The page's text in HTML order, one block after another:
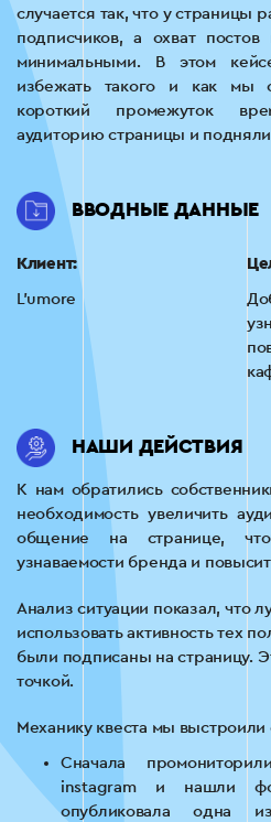
случается так, что у страницы
подписчиков, а охват постов
минимальными. В этом
избежать такого и как мы
короткий промежуток
аудиторию страницы и подняли
ВВОДНЫЕ ДАННЫЕ
Клиент:
L'umore
НАШИ ДЕЙСТВИЯ
К нам обратились
необходимость увеличить
общение на странице,
узнаваемости бренда и
Анализ ситуации показал,
использовать активность тех
были подписаны на страницу.
точкой.
Механику квеста мы выстроили
Сначала
instagram и нашли
опубликовала одна